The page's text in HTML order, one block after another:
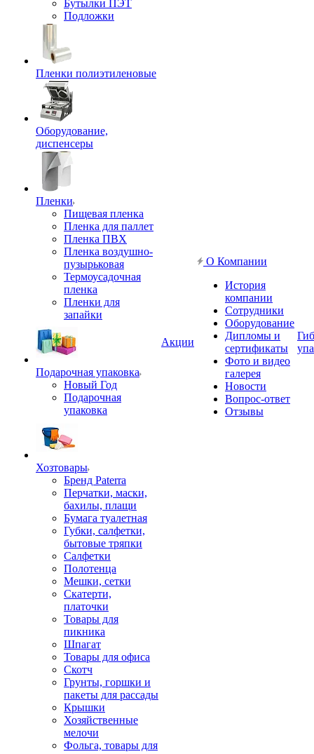
Бутылки ПЭТ
Подложки
Пленки полиэтиленовые
Оборудование,
диспенсеры
Пленки
Пищевая пленка
Пленка для паллет
Пленка ПВХ
Пленка воздушно-
пузырьковая
Термоусадочная
пленка
Пленки для
запайки
Подарочная упаковка
Новый Год
Подарочная
упаковка
Хозтовары
Бренд Paterra
Перчатки, маски,
бахилы, плащи
Бумага туалетная
Губки, салфетки,
бытовые тряпки
Салфетки
Полотенца
Мешки, сетки
Скатерти,
платочки
Товары для
пикника
Шпагат
Товары для офиса
Скотч
Грунты, горшки и
пакеты для рассады
Крышки
Хозяйственные
мелочи
Фольга, товары для
Акции
О Компании
История
компании
Сотрудники
Оборудование
Дипломы и
сертификаты
Фото и видео
галерея
Новости
Вопрос-ответ
Отзывы